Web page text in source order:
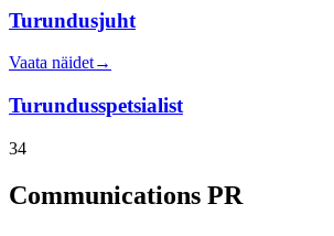
Turundusjuht
Vaata näidet→
Turundusspetsialist
34
Communications PR